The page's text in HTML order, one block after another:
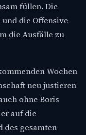
füllen. Die
die Offensive
die Ausfälle zu
Wochen
neu justieren
ohne Boris
auf die
des gesamten